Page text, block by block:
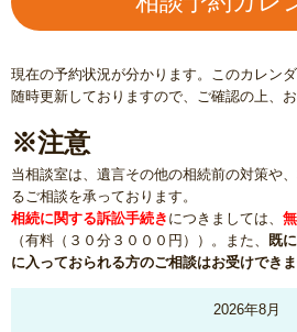
現在の予約状況が分かります。このカレン
随時更新しておりますので、ご確認の上、
※注意
当相談室は、遺言その他の相続前の対策や
るご相談を承っております。
相続に関する訴訟手続き につきましては、
（有料（３０分３０００円））。また、
既
に入っておられる方のご相談はお受けでき
2026年8月